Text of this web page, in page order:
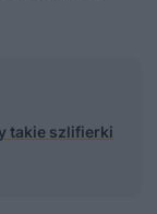
takie szlifierki